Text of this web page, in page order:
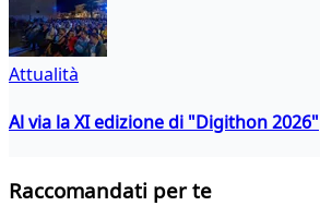
Attualità
Al via la XI edizione di "Digithon 2026"
Raccomandati per te